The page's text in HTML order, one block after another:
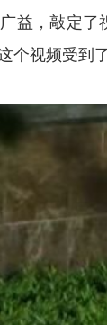
益，敲定
个视频受到